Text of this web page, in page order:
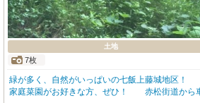
土地
7枚
緑が多く、自然がいっぱいの七飯上藤城地区！
家庭菜園がお好きな方、ぜひ！ 赤松街道から